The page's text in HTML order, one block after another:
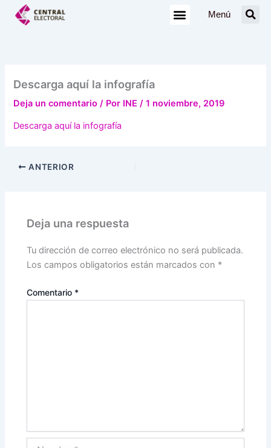
Menú
Descarga aquí la infografía
Deja un comentario / Por INE/1 noviembre, 2019
Descarga aquí la infografía
ANTERIOR
Deja una respuesta
Tu dirección de correo electrónico no será publicada.
Los campos obligatorios están marcados con *
Comentario *